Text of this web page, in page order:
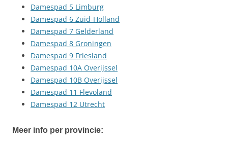
Damespad 5 Limburg
Damespad 6 Zuid-Holland
Damespad 7 Gelderland
Damespad 8 Groningen
Damespad 9 Friesland
Damespad 10A Overijssel
Damespad 10B Overijssel
Damespad 11 Flevoland
Damespad 12 Utrecht
Meer info per provincie: